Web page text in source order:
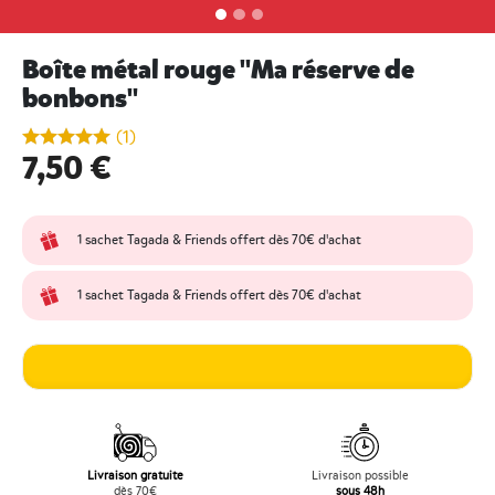
Boîte métal rouge "Ma réserve de
bonbons"
undefined out of 5 Customer Rating
(1)
7,50 €
1 sachet Tagada & Friends offert dès 70€ d'achat
1 sachet Tagada & Friends offert dès 70€ d'achat
Livraison gratuite
dès 70€
Livraison possible
sous 48h